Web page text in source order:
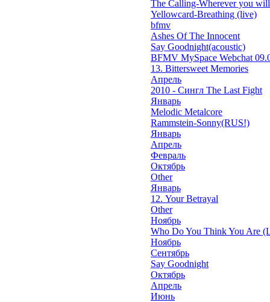
The Calling-Wherever you
Yellowcard-Breathing (live)
bfmv
Ashes Of The Innocent
Say Goodnight(acoustic)
BFMV MySpace Webchat
13. Bittersweet Memories
Апрель
2010 - Сингл The Last Fight
Январь
Melodic Metalcore
Rammstein-Sonny(RUS!)
Январь
Апрель
Февраль
Октябрь
Other
Январь
12. Your Betrayal
Other
Ноябрь
Who Do You Think You Are
Ноябрь
Сентябрь
Say Goodnight
Октябрь
Апрель
Июнь